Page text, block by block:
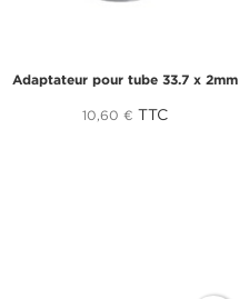
Adaptateur pour tube 33.7 x 2mm
10,60 € TTC